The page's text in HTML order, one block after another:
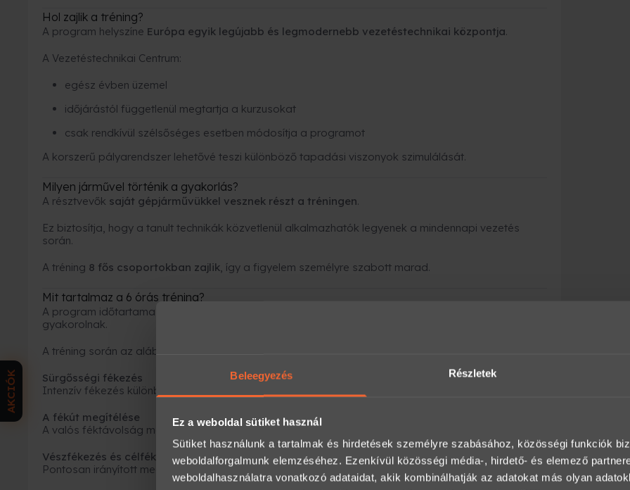
Beleegyezés Részletek
Ez a weboldal sütiket használ
Sütiket használunk a tartalmak és hirdetések személyre szabásához, közösségi funkciók
weboldalforgalmunk elemzéséhez. Ezenkívül közösségi média-, hirdető- és elemező
weboldalhasználatra vonatkozó adataidat, akik kombinálhatják az adatokat más olyan
Hol zajlik a tréning?
A program helyszíne Európa egyik legújabb és legmodernebb vezetéstechnikai központja.
A Vezetéstechnikai Centrum:
egész évben üzemel
időjárástól függetlenül megtartja a kurzusokat
csak rendkívül szélsőséges esetben módosítja a programot
A korszerű pályarendszer lehetővé teszi különböző tapadási viszonyok szimulálását.
Milyen járművel történik a gyakorlás?
A résztvevők saját gépjárművükkel vesznek részt a tréningen.
Ez biztosítja, hogy a tanult technikák közvetlenül alkalmazhatók legyenek a mindennapi vezetés
során.
A tréning 8 fős csoportokban zajlik, így a figyelem személyre szabott marad.
Mit tartalmaz a 6 órás tréning?
A program időtartama
gyakorolnak.
A tréning során az alábbi elemek szerepelnek:
Sürgősségi fékezés
Intenzív fékezés különböző sebességeknél.
A fékút megítélése
A valós féktávolság megtapasztalása különböző körülmények között.
Vészfékezés és célfékezés
Pontosan irányított megállás kontrollált környezetben.
AKCIÓK